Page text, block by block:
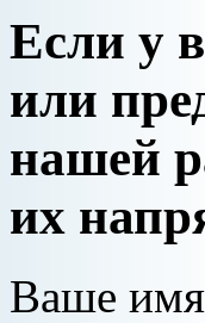
Если у
или
нашей
их
Ваше